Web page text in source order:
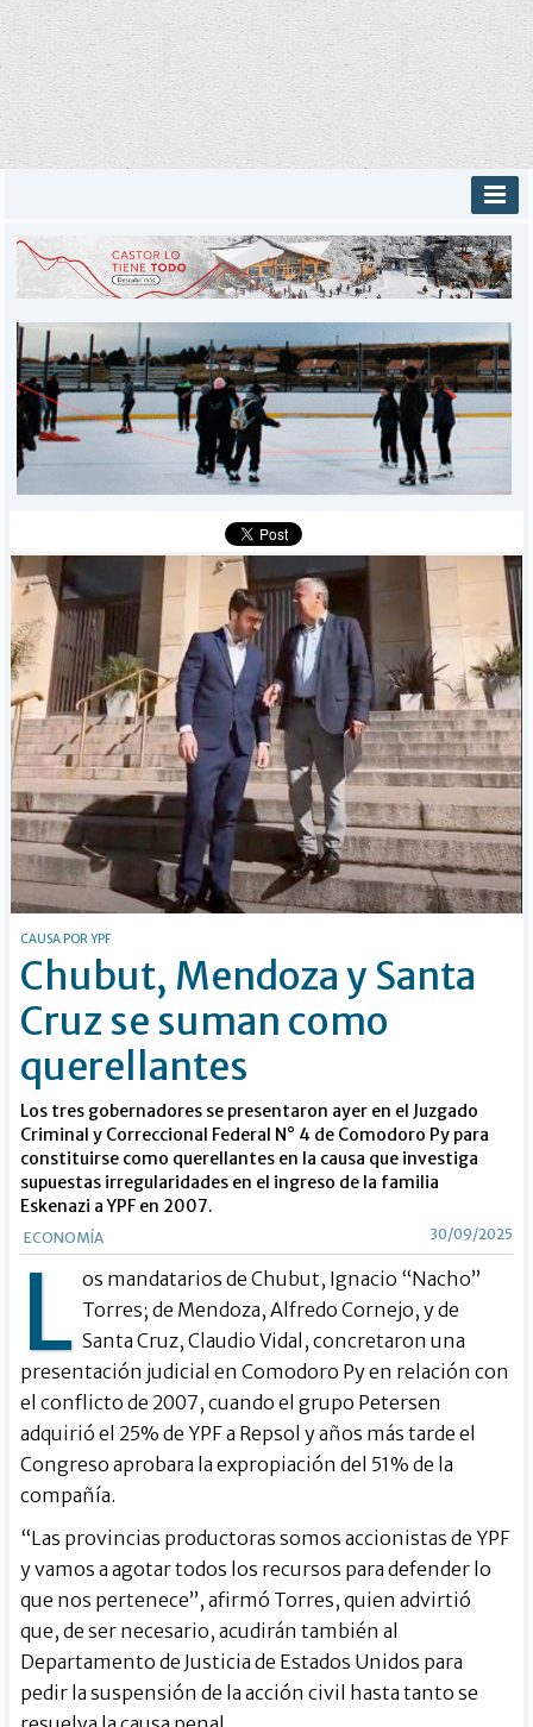
INICIO
PROVINCIALES
DEPORTES
POLICIALES
I-DIARIO
MÁS
BÚSQUEDA
CAUSA POR YPF
Chubut, Mendoza y Santa
Cruz se suman como
querellantes
Los tres gobernadores se presentaron ayer en el Juzgado
Criminal y Correccional Federal N° 4 de Comodoro Py para
constituirse como querellantes en la causa que investiga
supuestas irregularidades en el ingreso de la familia
Eskenazi a YPF en 2007.
ECONOMÍA 30/09/2025
L os mandatarios de Chubut, Ignacio “Nacho”
Torres; de Mendoza, Alfredo Cornejo, y de
Santa Cruz, Claudio Vidal, concretaron una
presentación judicial en Comodoro Py en relación con
el conflicto de 2007, cuando el grupo Petersen
adquirió el 25% de YPF a Repsol y años más tarde el
Congreso aprobara la expropiación del 51% de la
compañía.
“Las provincias productoras somos accionistas de YPF
y vamos a agotar todos los recursos para defender lo
que nos pertenece”, afirmó Torres, quien advirtió
que, de ser necesario, acudirán también al
Departamento de Justicia de Estados Unidos para
pedir la suspensión de la acción civil hasta tanto se